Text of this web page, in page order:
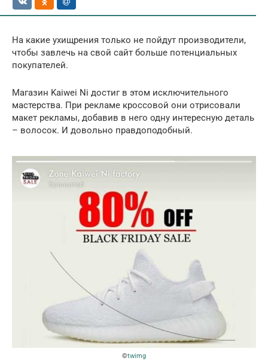
На какие ухищрения только не пойдут производители,
чтобы завлечь на свой сайт больше потенциальных
покупателей.
Магазин Kaiwei Ni достиг в этом исключительного
мастерства. При рекламе кроссовой они отрисовали
макет рекламы, добавив в него одну интересную деталь
– волосок. И довольно правдоподобный.
©twimg